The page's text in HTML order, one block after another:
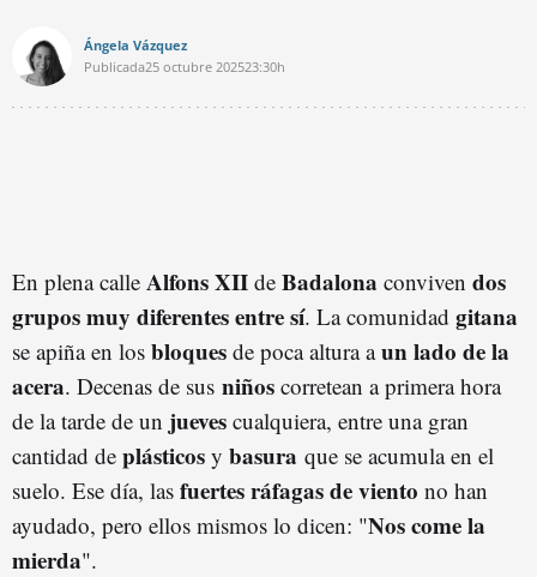
Ángela Vázquez
Publicada25 octubre 202523:30h
En plena calle Alfons XII de Badalona conviven dos
grupos muy diferentes entre sí. La comunidad gitana
se apiña en los bloques de poca altura aun lado de la
acera. Decenas de sus niños corretean a primera hora
de la tarde de un jueves cualquiera, entre una gran
cantidad de plásticos y basura que se acumula en el
suelo. Ese día, las fuertes ráfagas de viento no han
ayudado, pero ellos mismos lo dicen: "Nos come la
mierda".